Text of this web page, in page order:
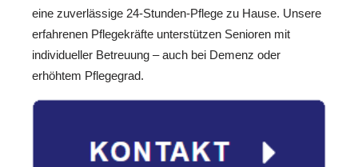
eine zuverlässige 24-Stunden-Pflege zu Hause. Unsere
erfahrenen Pflegekräfte unterstützen Senioren mit
individueller Betreuung – auch bei Demenz oder
erhöhtem Pflegegrad.